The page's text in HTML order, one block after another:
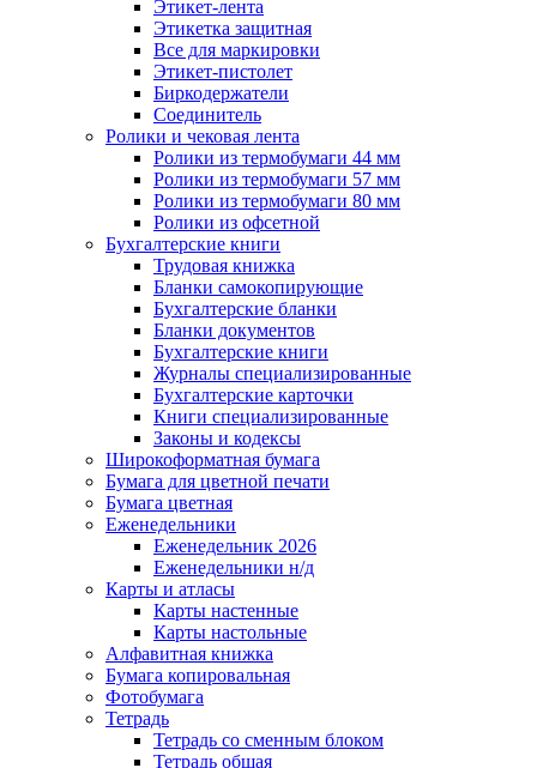
Этикет-лента
Этикетка защитная
Все для маркировки
Этикет-пистолет
Биркодержатели
Соединитель
Ролики и чековая лента
Ролики из термобумаги 44 мм
Ролики из термобумаги 57 мм
Ролики из термобумаги 80 мм
Ролики из офсетной
Бухгалтерские книги
Трудовая книжка
Бланки самокопирующие
Бухгалтерские бланки
Бланки документов
Бухгалтерские книги
Журналы специализированные
Бухгалтерские карточки
Книги специализированные
Законы и кодексы
Широкоформатная бумага
Бумага для цветной печати
Бумага цветная
Еженедельники
Еженедельник 2026
Еженедельники н/д
Карты и атласы
Карты настенные
Карты настольные
Алфавитная книжка
Бумага копировальная
Фотобумага
Тетрадь
Тетрадь со сменным блоком
Тетрадь общая